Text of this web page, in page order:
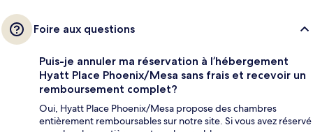
Foire aux questions
Puis-je annuler ma réservation à l’hébergement
Hyatt Place Phoenix/Mesa sans frais et recevoir un
remboursement complet?
Oui, Hyatt Place Phoenix/Mesa propose des chambres
entièrement remboursables sur notre site. Si vous avez réservé